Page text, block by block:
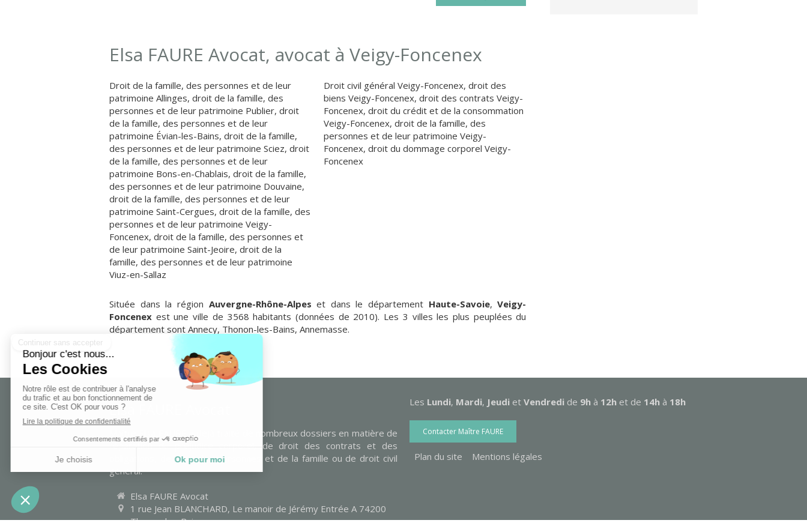
Elsa FAURE Avocat, avocat à Veigy-Foncenex
Droit de la famille, des personnes et de leur
patrimoine Allinges, droit de la famille, des
personnes et de leur patrimoine Publier, droit
de la famille, des personnes et de leur
patrimoine Évian-les-Bains, droit de la famille,
des personnes et de leur patrimoine Sciez, droit
de la famille, des personnes et de leur
patrimoine Bons-en-Chablais, droit de la famille,
des personnes et de leur patrimoine Douvaine,
droit de la famille, des personnes et de leur
patrimoine Saint-Cergues, droit de la famille, des
personnes et de leur patrimoine Veigy-
Foncenex, droit de la famille, des personnes et
de leur patrimoine Saint-Jeoire, droit de la
famille, des personnes et de leur patrimoine
Viuz-en-Sallaz
Droit civil général Veigy-Foncenex,droit des
biens Veigy-Foncenex,droit des contrats Veigy-
Foncenex,droit du crédit et de la consommation
Veigy-Foncenex,droit de la famille, des
personnes et de leur patrimoine Veigy-
Foncenex,droit du dommage corporel Veigy-
Foncenex
Située dans la région Auvergne-Rhône-Alpes et dans le département Haute-Savoie,Veigy-
Foncenex est une ville de 3568 habitants (données de 2010). Les 3 villes les plus peuplées du
département sont Annecy, Thonon-les-Bains, Annemasse.
Elsa FAURE Avocat
Maître Elsa FAURE a déjà traité de nombreux dossiers en matière de
réparation du préjudice corporel, de droit des contrats et des
obligations, de droit des personnes et de la famille ou de droit civil
général.
Elsa FAURE Avocat
1 rue Jean BLANCHARD, Le manoir de Jérémy Entrée A 74200
Thonon-les-Bains
Les Lundi, Mardi, Jeudi et Vendredi de 9h à 12h et de 14h à 18h
Contacter Maître FAURE
Plan du site Mentions légales